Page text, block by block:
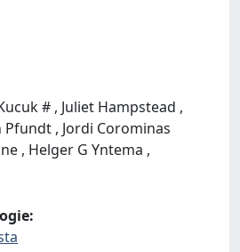
# , Juliet Hampstead ,
, Jordi Corominas
, Helger G Yntema ,